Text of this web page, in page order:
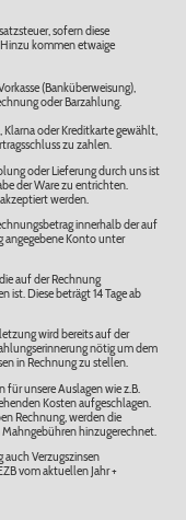
sofern diese
kommen etwaige
(Banküberweisung),
oder Barzahlung.
Klarna oder Kreditkarte gewählt,
zu zahlen.
oder Lieferung durch uns ist
der Ware zu entrichten.
werden.
innerhalb der auf
angegebene Konto unter
auf der Rechnung
ist. Diese beträgt 14 Tage ab
wird bereits auf der
nötig um dem
in Rechnung zu stellen.
unsere Auslagen wie z.B.
Kosten aufgeschlagen.
Rechnung, werden die
hinzugerechnet.
Verzugszinsen
vom aktuellen Jahr +